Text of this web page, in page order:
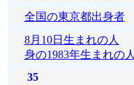
全国の東京都出身者
8月10日生まれの人
身の1983年生まれの人
35